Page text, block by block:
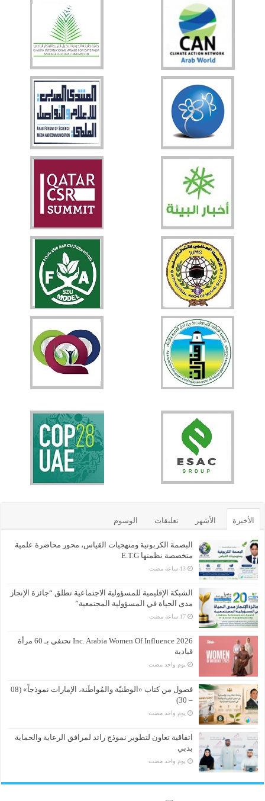
الأخيرة الأشهر تعليقات الوسوم
البصمة الكربونية ومنهجيات القياس، محور محاضرة علمية
متخصصة نظمتها E.T.G
الشبكة الإقليمية للمسؤولية الاجتماعية تطلق “جائزة الإنجاز
مدى الحياة في المسؤولية المجتمعية”
Inc. Arabia Women Of Influence 2026 تحتفي بـ 60 مرأة
قيادية
‏يوم واحد مضت
فصول من كتاب «الوطنيّة والمُواطَنة، الإمارات نموذجاً» (08
– 30)
‏يوم واحد مضت
اتفاقية تعاون لتطوير نموذج رائد لمرافق الرعاية والحماية
بدبي
‏يوم واحد مضت